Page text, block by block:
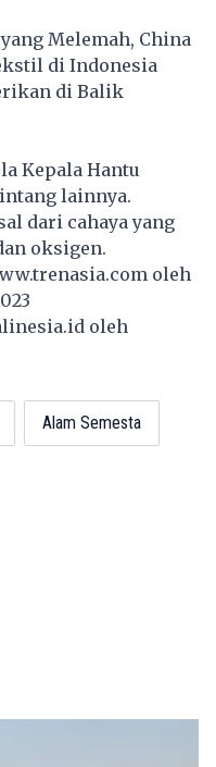
Melemah, China
di Indonesia
di Balik
Kepala Hantu
lainnya.
dari cahaya yang
oksigen.
oleh
oleh
Alam Semesta